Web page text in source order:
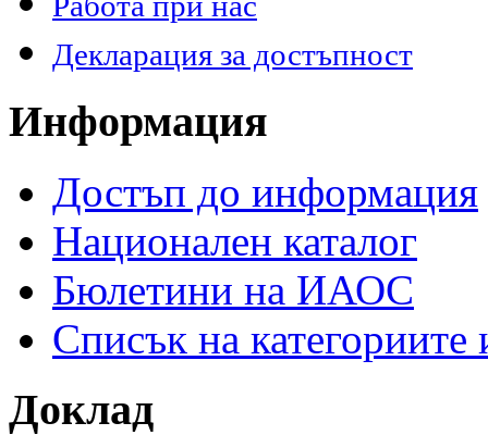
Декларация за достъпност
Информация
Достъп до информация
Национален каталог
Бюлетини на ИАОС
Списък на
Доклад